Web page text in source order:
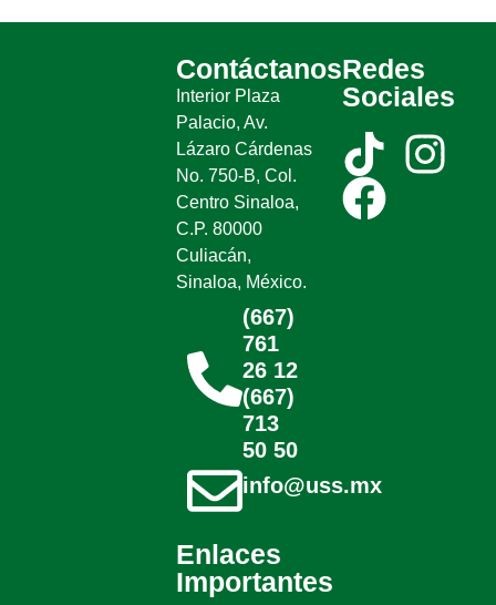
Contáctanos
Interior Plaza
Palacio, Av.
Lázaro Cárdenas
No. 750-B, Col.
Centro Sinaloa,
C.P. 80000
Culiacán,
Sinaloa, México.
(667)
761
26 12
(667)
713
50 50
info@uss.mx
Enlaces
Importantes
Redes
Sociales